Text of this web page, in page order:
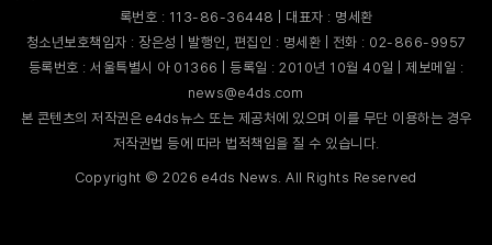
록번호 : 113-86-36448 | 대표자 : 명세환
청소년보호책임자 : 장은성 | 발행인, 편집인 : 명세환 | 전화 : 02-866-9957
등록번호 : 서울특별시 아 01366 | 등록일 : 2010년 10월 40일 | 제보메일 :
news@e4ds.com
본 콘텐츠의 저작권은 e4ds뉴스 또는 제공처에 있으며 이를 무단 이용하는 경우
저작권법 등에 따라 법적책임을 질 수 있습니다.
Copyright ©2026 e4ds News. All Rights Reserved